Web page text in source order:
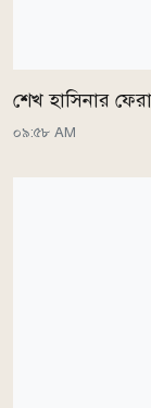
শেখ হাসিনার
০৯:৫৮ AM